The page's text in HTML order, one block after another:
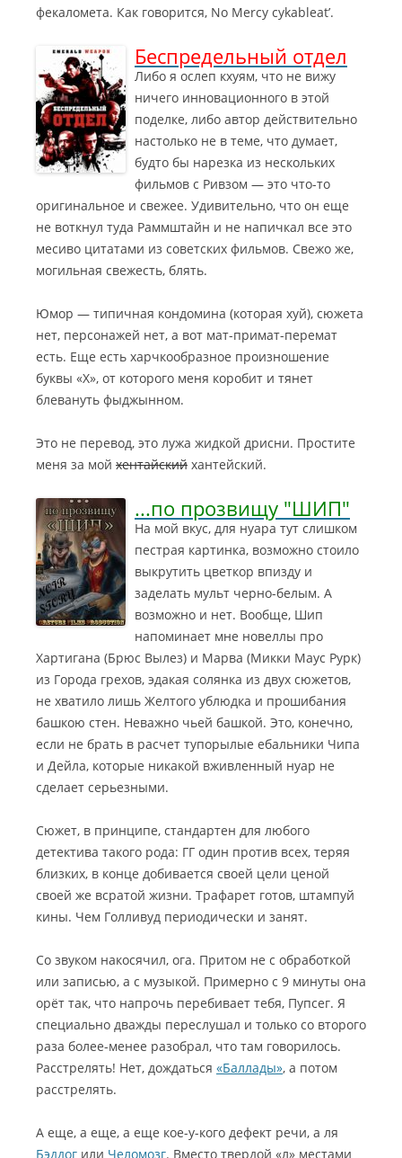
фекаломета. Как говорится, No Mercy cykableat’.
Беспредельный отдел
Либо я ослеп кхуям, что не вижу
ничего инновационного в этой
поделке, либо автор действительно
настолько не в теме, что думает,
будто бы нарезка из нескольких
фильмов с Ривзом — это что-то
оригинальное и свежее. Удивительно, что он еще
не воткнул туда Раммштайн и не напичкал все это
месиво цитатами из советских фильмов. Свежо же,
могильная свежесть, блять.
Юмор — типичная кондомина (которая хуй), сюжета
нет, персонажей нет, а вот мат-примат-перемат
есть. Еще есть харчкообразное произношение
буквы «Х», от которого меня коробит и тянет
блевануть фыджынном.
Это не перевод, это лужа жидкой дрисни. Простите
меня за мой хентайский хантейский.
...по прозвищу "ШИП"
На мой вкус, для нуара тут слишком
пестрая картинка, возможно стоило
выкрутить цветкор впизду и
заделать мульт черно-белым. А
возможно и нет. Вообще, Шип
напоминает мне новеллы про
Хартигана (Брюс Вылез) и Марва (Микки Маус Рурк)
из Города грехов, эдакая солянка из двух сюжетов,
не хватило лишь Желтого ублюдка и прошибания
башкою стен. Неважно чьей башкой. Это, конечно,
если не брать в расчет тупорылые ебальники Чипа
и Дейла, которые никакой вживленный нуар не
сделает серьезными.
Сюжет, в принципе, стандартен для любого
детектива такого рода: ГГ один против всех, теряя
близких, в конце добивается своей цели ценой
своей же всратой жизни. Трафарет готов, штампуй
кины. Чем Голливуд периодически и занят.
Со звуком накосячил, ога. Притом не с обработкой
или записью, а с музыкой. Примерно с 9 минуты она
орёт так, что напрочь перебивает тебя, Пупсег. Я
специально дважды переслушал и только со второго
раза более-менее разобрал, что там говорилось.
Расстрелять! Нет, дождаться «Баллады», а потом
расстрелять.
А еще, а еще, а еще кое-у-кого дефект речи, а ля
Бэддог или Челомозг. Вместо твердой «л» местами